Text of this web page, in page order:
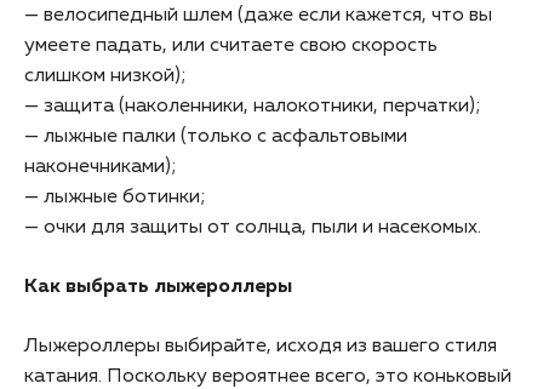
— велосипедный шлем (даже если кажется, что вы
умеете падать, или считаете свою скорость
слишком низкой);
— защита (наколенники, налокотники, перчатки);
— лыжные палки (только с асфальтовыми
наконечниками);
— лыжные ботинки;
— очки для защиты от солнца, пыли и насекомых.
Как выбрать лыжероллеры
Лыжероллеры выбирайте, исходя из вашего стиля
катания. Поскольку вероятнее всего, это коньковый